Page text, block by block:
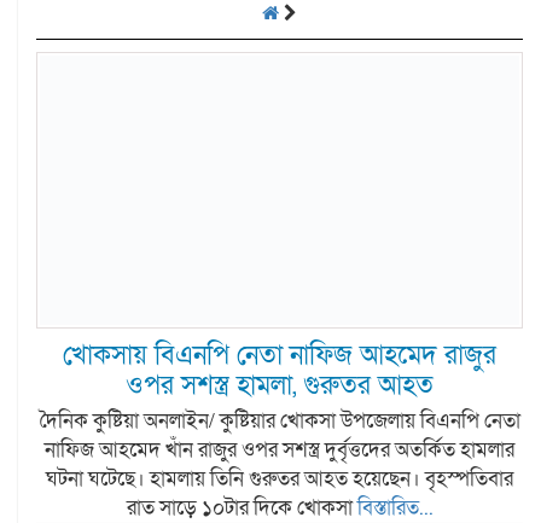
খোকসায় বিএনপি নেতা নাফিজ আহমেদ রাজুর
ওপর সশস্ত্র হামলা, গুরুতর আহত
দৈনিক কুষ্টিয়া অনলাইন/ কুষ্টিয়ার খোকসা উপজেলায় বিএনপি নেতা
নাফিজ আহমেদ খাঁন রাজুর ওপর সশস্ত্র দুর্বৃত্তদের অতর্কিত হামলার
ঘটনা ঘটেছে। হামলায় তিনি গুরুতর আহত হয়েছেন। বৃহস্পতিবার
রাত সাড়ে ১০টার দিকে খোকসাবিস্তারিত...